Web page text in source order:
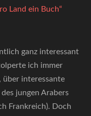
Land ein Buch“
ganz interessant
ich immer
interessante
jungen Arabers
Frankreich). Doch